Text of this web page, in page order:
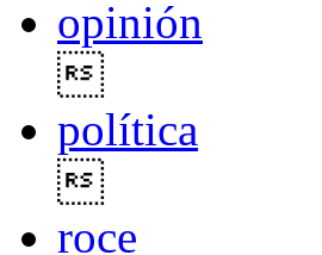
opinión
política
roce